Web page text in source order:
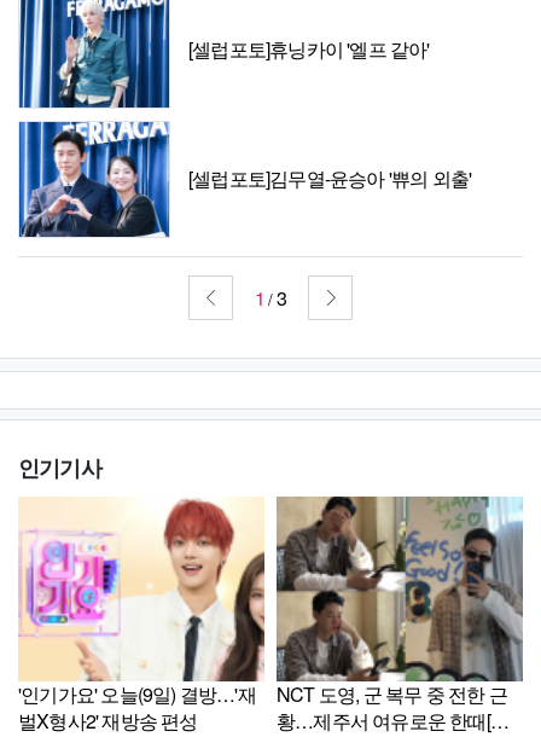
[셀럽포토]휴닝카이 '엘프 같아'
[셀럽포토]김무열-윤승아 '쀼의 외출'
1 /3
인기기사
'인기가요' 오늘(9일) 결방…'재
벌X형사2' 재방송 편성
NCT 도영, 군 복무 중 전한 근
황…제주서 여유로운 한때[셀